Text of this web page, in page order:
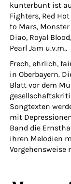
kunterbunt ist
Fighters, Red
to Mars, Monster
Diao, Royal
Pearl Jam u.v.m..
Frech, ehrlich,
in Oberbayern.
Blatt vor dem
Songtexten
mit
Band die
ihren Melodien
Vorgehensweise